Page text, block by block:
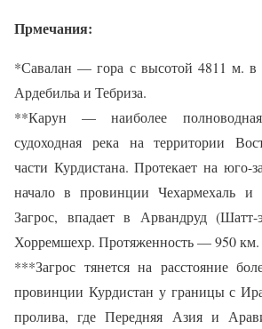
Прмечания:
*Савалан — гора с высотой 4811 м. в
Ардебильа и Тебриза.
**Карун — наиболее
судоходная река на территории
части Курдистана. Протекает на юго-
начало в провинции Чехармехаль и
Загрос, впадает в Арвандруд
Хорремшехр. Протяженность — 950 км.
***Загрос тянется на расстояние
провинции Курдистан у границы с
пролива, где Передняя Азия и